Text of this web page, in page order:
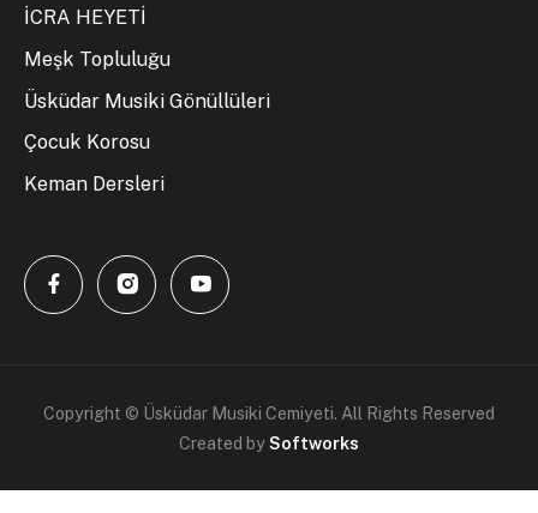
İCRA HEYETİ
Meşk Topluluğu
Üsküdar Musiki Gönüllüleri
Çocuk Korosu
Keman Dersleri
Copyright © Üsküdar Musiki Cemiyeti. All Rights Reserved
Created bySoftworks